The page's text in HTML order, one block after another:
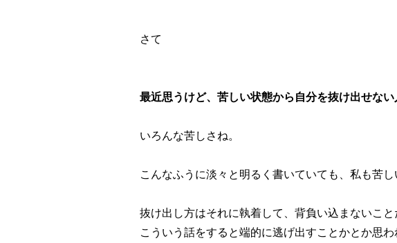
さて
最近思うけど、苦しい状態から自分を抜け出せない
いろんな苦しさね。
こんなふうに淡々と明るく書いていても、私も苦
抜け出し方はそれに執着して、背負い込まないこと
こういう話をすると端的に逃げ出すことかとか思